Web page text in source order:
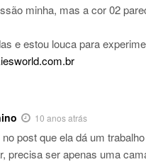
minha, mas a cor 02
e estou louca para
10 anos atrás
post que ela dá um
precisa ser apenas uma